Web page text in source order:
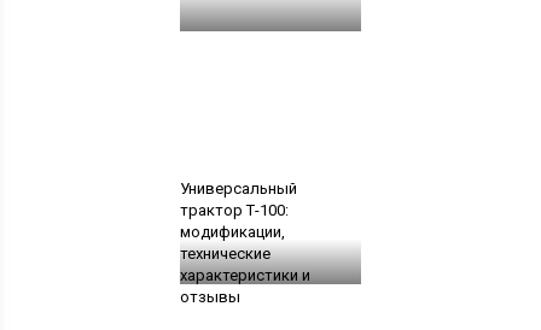
Универсальный
трактор Т-100:
модификации,
технические
характеристики и
отзывы